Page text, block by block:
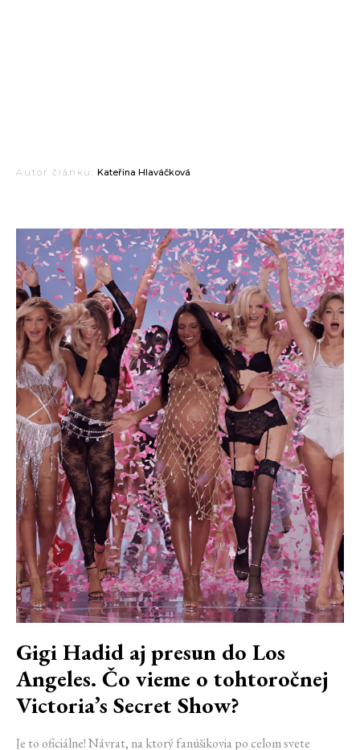
Autor článku: Kateřina Hlaváčková
Gigi Hadid aj presun do Los
Angeles. Čo vieme o tohtoročnej
Victoria’s Secret Show?
Je to oficiálne! Návrat, na ktorý fanúšikovia po celom svete